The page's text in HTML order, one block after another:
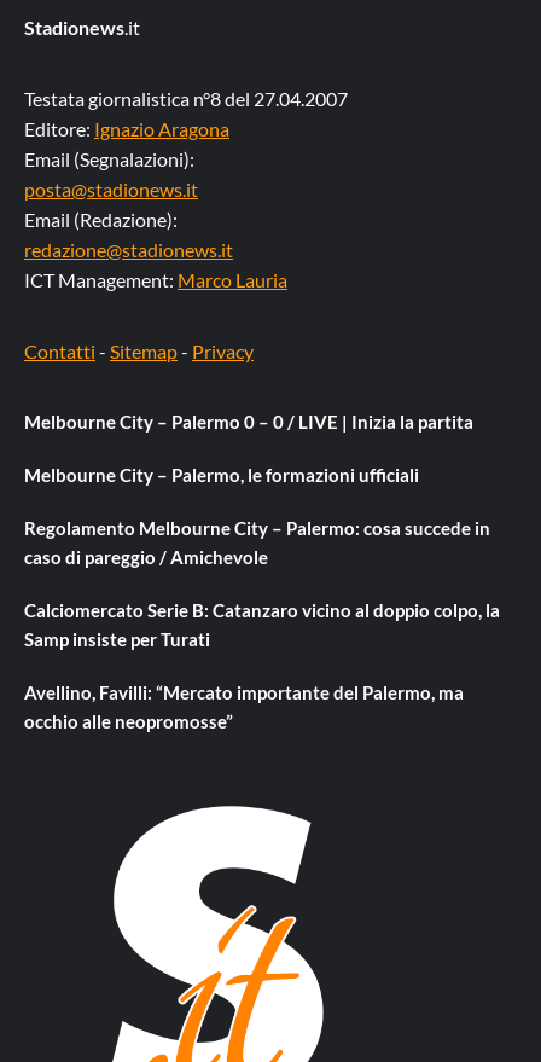
Stadionews.it
Testata giornalistica n°8 del 27.04.2007
Editore: Ignazio Aragona
Email (Segnalazioni):
posta@stadionews.it
Email (Redazione):
redazione@stadionews.it
ICT Management: Marco Lauria
Contatti - Sitemap- Privacy
Melbourne City – Palermo 0 – 0 / LIVE | Inizia la partita
Melbourne City – Palermo, le formazioni ufficiali
Regolamento Melbourne City – Palermo: cosa succede in
caso di pareggio / Amichevole
Calciomercato Serie B: Catanzaro vicino al doppio colpo, la
Samp insiste per Turati
Avellino, Favilli: “Mercato importante del Palermo, ma
occhio alle neopromosse”